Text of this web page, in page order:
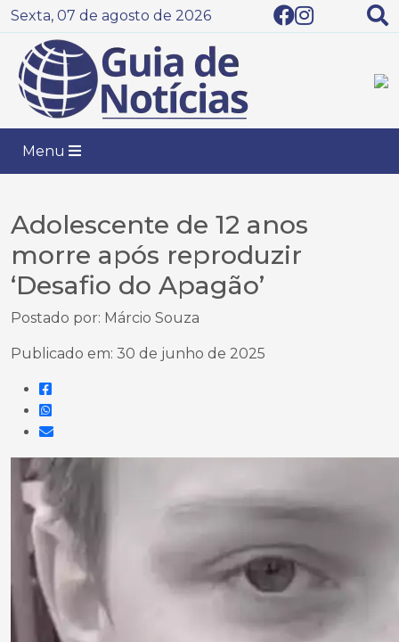
Sexta, 07 de agosto de 2026
Menu
Adolescente de 12 anos
morre após reproduzir
‘Desafio do Apagão’
Postado por: Márcio Souza
Publicado em: 30 de junho de 2025